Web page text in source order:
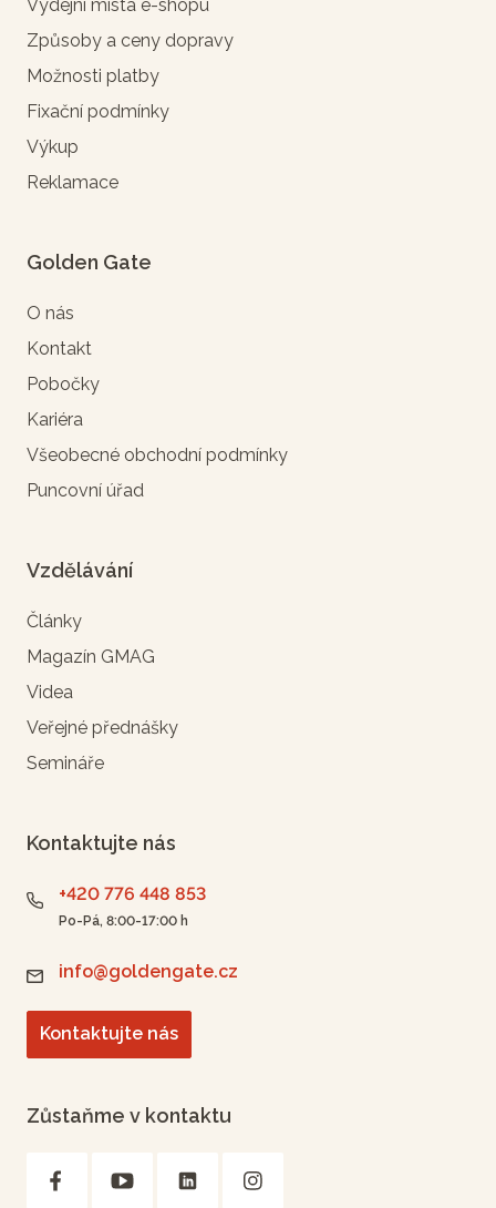
Výdejní místa e-shopu
Způsoby a ceny dopravy
Možnosti platby
Fixační podmínky
Výkup
Reklamace
Golden Gate
O nás
Kontakt
Pobočky
Kariéra
Všeobecné obchodní podmínky
Puncovní úřad
Vzdělávání
Články
Magazín GMAG
Videa
Veřejné přednášky
Semináře
Kontaktujte nás
+420 776 448 853
Po-Pá, 8:00-17:00 h
info@goldengate.cz
Kontaktujte nás
Zůstaňme v kontaktu